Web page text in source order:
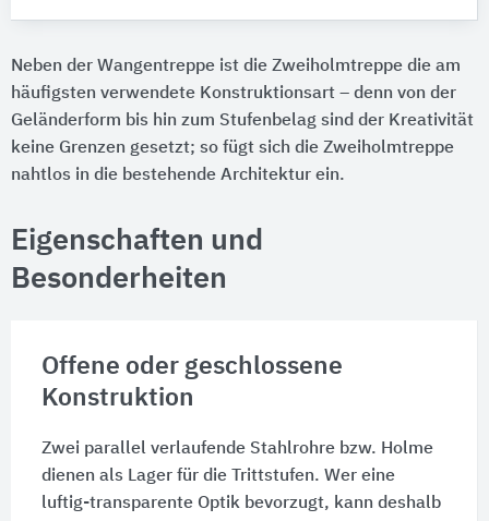
Neben der Wangentreppe ist die Zweiholmtreppe die am
häufigsten verwendete Konstruktionsart – denn von der
Geländerform bis hin zum Stufenbelag sind der Kreativität
keine Grenzen gesetzt; so fügt sich die Zweiholmtreppe
nahtlos in die bestehende Architektur ein.
Eigenschaften und
Besonderheiten
Offene oder geschlossene
Konstruktion
Zwei parallel verlaufende Stahlrohre bzw. Holme
dienen als Lager für die Trittstufen. Wer eine
luftig-transparente Optik bevorzugt, kann deshalb